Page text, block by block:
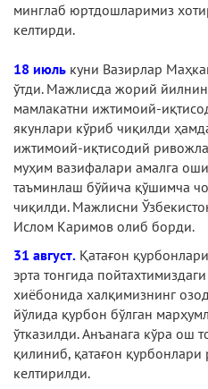
минглаб юртдошларимиз
келтирди.
18 июль куни Вазирлар
ўтди. Мажлисда жорий
мамлакатни ижтимоий-
якунлари кўриб чиқилди
ижтимоий-иқтисодий
муҳим вазифалари амалга
таъминлаш бўйича қўшимча
чиқилди. Мажлисни
Ислом Каримов олиб борди.
31 август. Қатағон
эрта тонгида
хиёбонида халқимизнинг
йўлида қурбон бўлган
ўтказилди. Анъанага кўра ош
қилиниб, қатағон қурбонлари
келтирилди.